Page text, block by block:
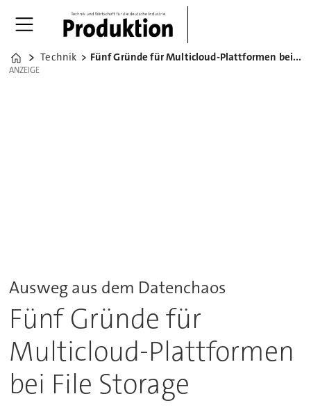
Home
Technik Fünf Gründe für Multicloud-Plattformen bei File Storage
ANZEIGE
ANZEIGE
Ausweg aus dem Datenchaos
Fünf Gründe für
Multicloud-Plattformen
bei File Storage